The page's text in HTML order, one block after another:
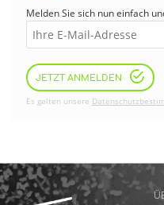
Melden Sie sich nun einfach
JETZT ANMELDEN
Es gelten unsere